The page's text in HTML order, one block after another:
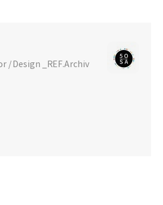
/ Design _REF.Archiv